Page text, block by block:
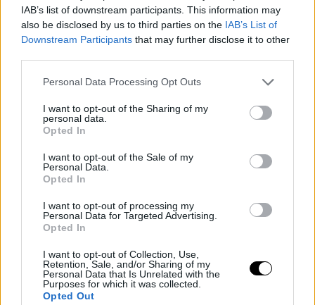
IAB’s list of downstream participants. This information may
also be disclosed by us to third parties on the IAB’s List of
Downstream Participants that may further disclose it to other
Personal Data Processing Opt Outs
I want to opt-out of the Sharing of my
personal data.
Opted In
I want to opt-out of the Sale of my
Personal Data.
Opted In
I want to opt-out of processing my
Personal Data for Targeted Advertising.
Opted In
I want to opt-out of Collection, Use,
Retention, Sale, and/or Sharing of my
Personal Data that Is Unrelated with the
Purposes for which it was collected.
Opted Out
赛，并表示会尽最大努力尽快回归。然后是他在
Madrid Open中的退赛，以及在La Caja Mágica赛场庆祝
参加女王杯赛和温网。
但在所有这些声明中，并没有给出他手腕受伤的具体说
明。他和他的团队保持沉默，这一点阿加西无法理解。
囊炎或者类似腕管综合症的问题？具体是什么情况，有
尽管如此，这位曾位居世界第一的选手认为，Alcaraz及
其团队的保守选择虽然导致错过了两个大满贯赛事，但